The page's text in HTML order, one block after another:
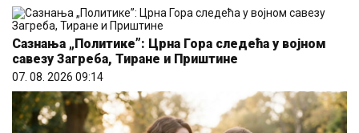
Сазнања „Политике”: Црна Гора следећа у војном
савезу Загреба, Тиране и Приштине
07. 08. 2026 09:14